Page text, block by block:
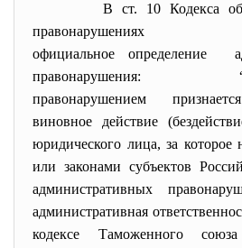
В ст. 10 Кодекса
правонарушениях
официальное определение
правонарушения:
правонарушением
виновное действие
юридического лица, за которое
или законами субъектов
административных
административная
кодексе Таможенного